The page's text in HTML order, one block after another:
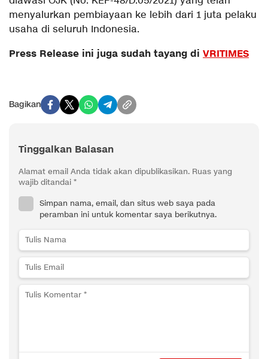
menyalurkan pembiayaan ke lebih dari 1 juta pelaku
usaha di seluruh Indonesia.
Press Release ini juga sudah tayang di VRITIMES
Bagikan
Tinggalkan Balasan
Alamat email Anda tidak akan dipublikasikan. Ruas yang
wajib ditandai *
Simpan nama, email, dan situs web saya pada
peramban ini untuk komentar saya berikutnya.